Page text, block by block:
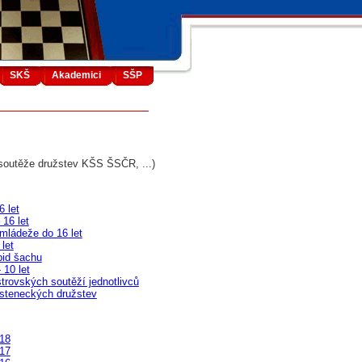
SKŠ Akademici SŠP
družstev KŠS ŠSČR, ...)
let
16 let
do 16 let
let
šachu
10 let
soutěží jednotlivců
družstev